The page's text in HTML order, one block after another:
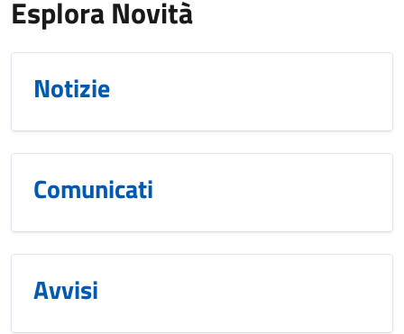
Esplora Novità
Notizie
Comunicati
Avvisi